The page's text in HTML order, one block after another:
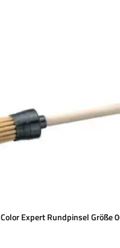
Color Expert Rundpinsel Größe